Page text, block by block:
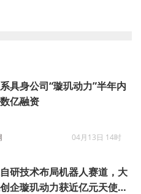
具身公司“璇玑动力”半年内
亿融资
04月13日 14时
研技术布局机器人赛道，大
企璇玑动力获近亿元天使轮